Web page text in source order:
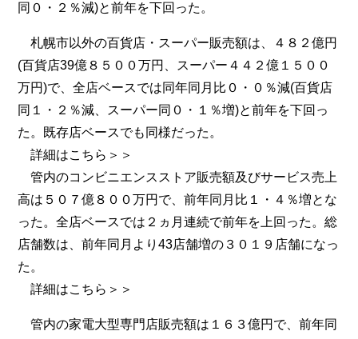
同０・２％減)と前年を下回った。
札幌市以外の百貨店・スーパー販売額は、４８２億円
(百貨店39億８５００万円、スーパー４４２億１５００
万円)で、全店ベースでは同年同月比０・０％減(百貨店
同１・２％減、スーパー同０・１％増)と前年を下回っ
た。既存店ベースでも同様だった。
詳細はこちら＞＞
管内のコンビニエンスストア販売額及びサービス売上
高は５０７億８００万円で、前年同月比１・４％増とな
った。全店ベースでは２ヵ月連続で前年を上回った。総
店舗数は、前年同月より43店舗増の３０１９店舗になっ
た。
詳細はこちら＞＞
管内の家電大型専門店販売額は１６３億円で、前年同